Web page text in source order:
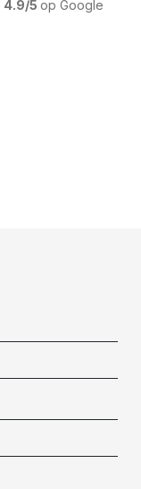
4.9/5 op Google